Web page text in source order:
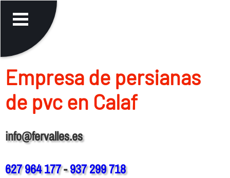
Empresa de persianas
de pvc en Calaf
info@fervalles.es
627 964 177-937 299 718